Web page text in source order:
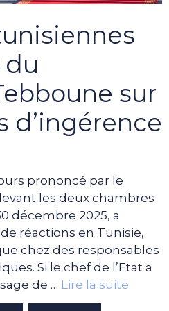
du
sur
d’ingérence
prononcé par le
les deux chambres
décembre 2025, a
réactions en Tunisie,
chez des responsables
Si le chef de l’Etat a
de … Lire la suite